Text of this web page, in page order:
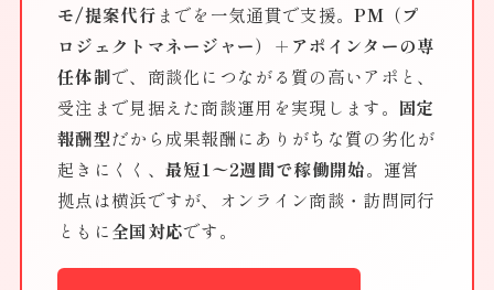
モ/提案代行 までを一気通貫で支援。PM（プ
ロジェクトマネージャー）＋アポインターの専
任体制で、商談化につながる質の高いアポと、
受注まで見据えた商談運用を実現します。 固定
報酬型だから成果報酬にありがちな質の劣化が
起きにくく、 最短1〜2週間で稼働開始。運営
拠点は横浜ですが、オンライン商談・訪問同行
ともに全国対応です。